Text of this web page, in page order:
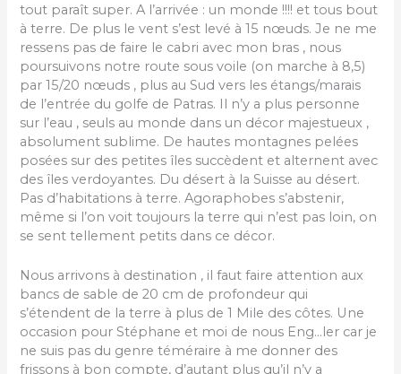
tout paraît super. A l’arrivée : un monde !!!! et tous bout
à terre. De plus le vent s’est levé à 15 nœuds. Je ne me
ressens pas de faire le cabri avec mon bras , nous
poursuivons notre route sous voile (on marche à 8,5)
par 15/20 nœuds , plus au Sud vers les étangs/marais
de l’entrée du golfe de Patras. Il n’y a plus personne
sur l’eau , seuls au monde dans un décor majestueux ,
absolument sublime. De hautes montagnes pelées
posées sur des petites îles succèdent et alternent avec
des îles verdoyantes. Du désert à la Suisse au désert.
Pas d’habitations à terre. Agoraphobes s’abstenir,
même si l’on voit toujours la terre qui n’est pas loin, on
se sent tellement petits dans ce décor.
Nous arrivons à destination , il faut faire attention aux
bancs de sable de 20 cm de profondeur qui
s’étendent de la terre à plus de 1 Mile des côtes. Une
occasion pour Stéphane et moi de nous Eng…ler car je
ne suis pas du genre téméraire à me donner des
frissons à bon compte, d’autant plus qu’il n’y a